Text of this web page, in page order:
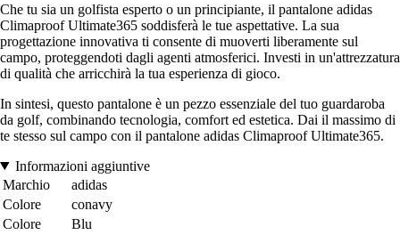
Che tu sia un golfista esperto o un principiante, il pantalone adidas
Climaproof Ultimate365 soddisferà le tue aspettative. La sua
progettazione innovativa ti consente di muoverti liberamente sul
campo, proteggendoti dagli agenti atmosferici. Investi in un'attrezzatura
di qualità che arricchirà la tua esperienza di gioco.
In sintesi, questo pantalone è un pezzo essenziale del tuo guardaroba
da golf, combinando tecnologia, comfort ed estetica. Dai il massimo di
te stesso sul campo con il pantalone adidas Climaproof Ultimate365.
Informazioni aggiuntive
Marchio
adidas
Colore
conavy
Colore
Blu